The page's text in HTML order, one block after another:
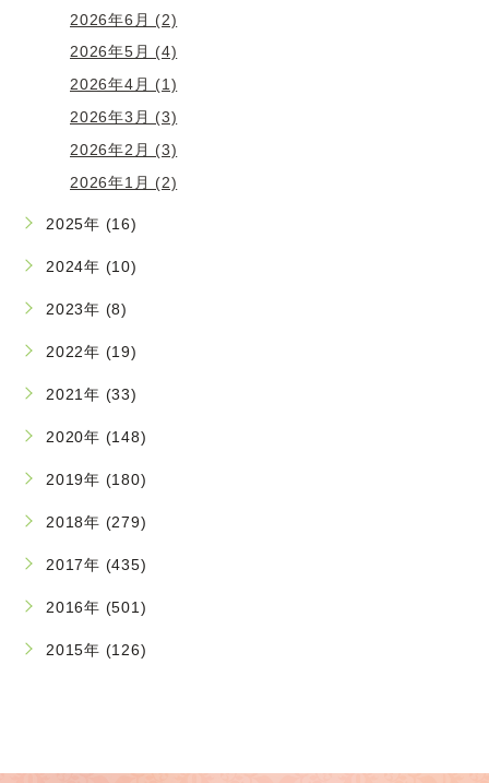
2026年6月 (2)
2026年5月 (4)
2026年4月 (1)
2026年3月 (3)
2026年2月 (3)
2026年1月 (2)
2025年 (16)
2024年 (10)
2023年 (8)
2022年 (19)
2021年 (33)
2020年 (148)
2019年 (180)
2018年 (279)
2017年 (435)
2016年 (501)
2015年 (126)